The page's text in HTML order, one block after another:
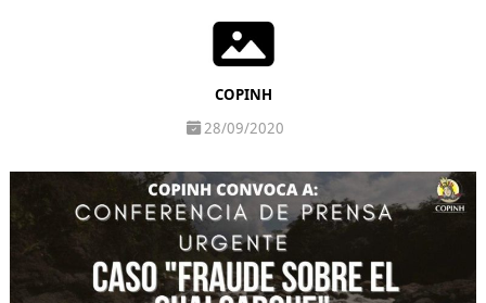
COPINH
28/09/2020